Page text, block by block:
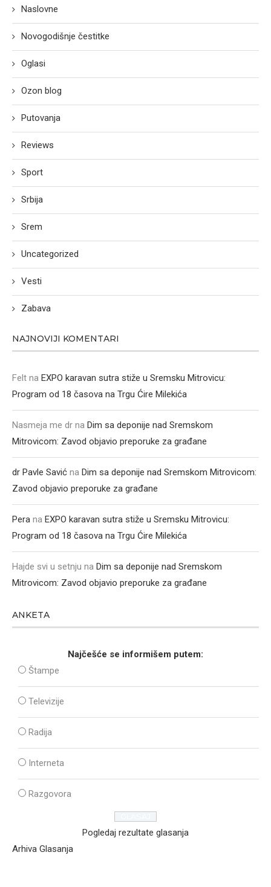
Naslovne
Novogodišnje čestitke
Oglasi
Ozon blog
Putovanja
Reviews
Sport
Srbija
Srem
Uncategorized
Vesti
Zabava
NAJNOVIJI KOMENTARI
Felt na EXPO karavan sutra stiže u Sremsku Mitrovicu:
Program od 18 časova na Trgu Ćire Milekića
Nasmeja me dr na Dim sa deponije nad Sremskom
Mitrovicom: Zavod objavio preporuke za građane
dr Pavle Savić na Dim sa deponije nad Sremskom Mitrovicom:
Zavod objavio preporuke za građane
Pera na EXPO karavan sutra stiže u Sremsku Mitrovicu:
Program od 18 časova na Trgu Ćire Milekića
Hajde svi u setnju na Dim sa deponije nad Sremskom
Mitrovicom: Zavod objavio preporuke za građane
ANKETA
Najčešće se informišem putem:
Štampe
Televizije
Radija
Interneta
Razgovora
Pogledaj rezultate glasanja
Arhiva Glasanja